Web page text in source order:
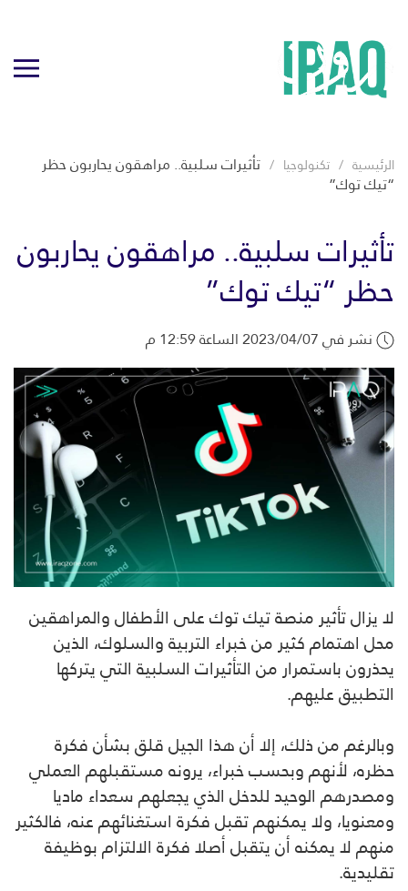
الرئيسية تكنولوجيا تأثيرات سلبية.. مراهقون يحاربون حظر
“تيك توك”
تأثيرات سلبية.. مراهقون يحاربون
حظر “تيك توك”
نشر في 2023/04/07 الساعة 12:59 م
لا يزال تأثير منصة تيك توك على الأطفال والمراهقين
محل اهتمام كثير من خبراء التربية والسلوك، الذين
يحذرون باستمرار من التأثيرات السلبية التي يتركها
التطبيق عليهم.
وبالرغم من ذلك، إلا أن هذا الجيل قلق بشأن فكرة
حظره، لأنهم وبحسب خبراء، يرونه مستقبلهم العملي
ومصدرهم الوحيد للدخل الذي يجعلهم سعداء ماديا
ومعنويا، ولا يمكنهم تقبل فكرة استغنائهم عنه، فالكثير
منهم لا يمكنه أن يتقبل أصلا فكرة الالتزام بوظيفة
تقليدية.